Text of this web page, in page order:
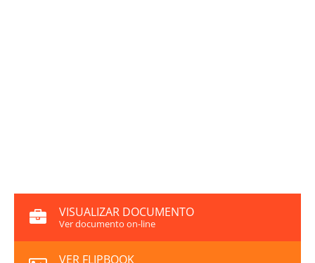
VISUALIZAR DOCUMENTO
Ver documento on-line
VER FLIPBOOK